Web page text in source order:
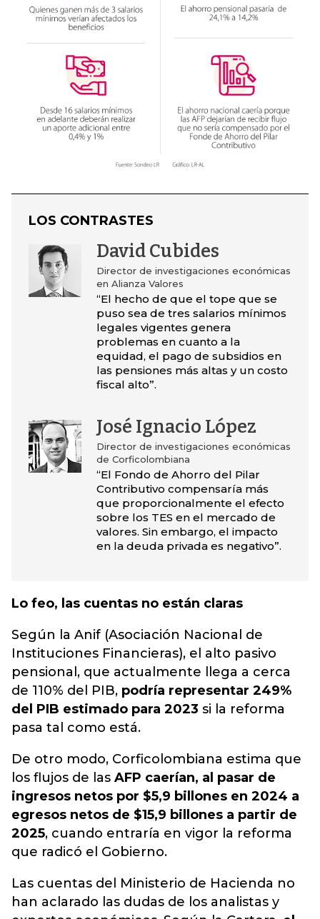
LOS CONTRASTES
David Cubides
Director de investigaciones económicas
en Alianza Valores
“El hecho de que el tope que se
puso sea de tres salarios mínimos
legales vigentes genera
problemas en cuanto a la
equidad, el pago de subsidios en
las pensiones más altas y un costo
fiscal alto”.
José Ignacio López
Director de investigaciones económicas
de Corficolombiana
“El Fondo de Ahorro del Pilar
Contributivo compensaría más
que proporcionalmente el efecto
sobre los TES en el mercado de
valores. Sin embargo, el impacto
en la deuda privada es negativo”.
Lo feo, las cuentas no están claras
Según la Anif (Asociación Nacional de
Instituciones Financieras), el alto pasivo
pensional, que actualmente llega a cerca
de 110% del PIB, podría representar 249%
del PIB estimado para 2023 si la reforma
pasa tal como está.
De otro modo, Corficolombiana estima que
los flujos de las AFP caerían, al pasar de
ingresos netos por $5,9 billones en 2024 a
egresos netos de $15,9 billones a partir de
2025, cuando entraría en vigor la reforma
que radicó el Gobierno.
Las cuentas del Ministerio de Hacienda no
han aclarado las dudas de los analistas y